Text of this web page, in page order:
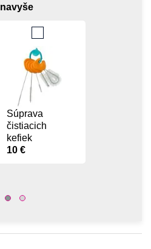
Súprava
čistiacich
kefiek
10 €